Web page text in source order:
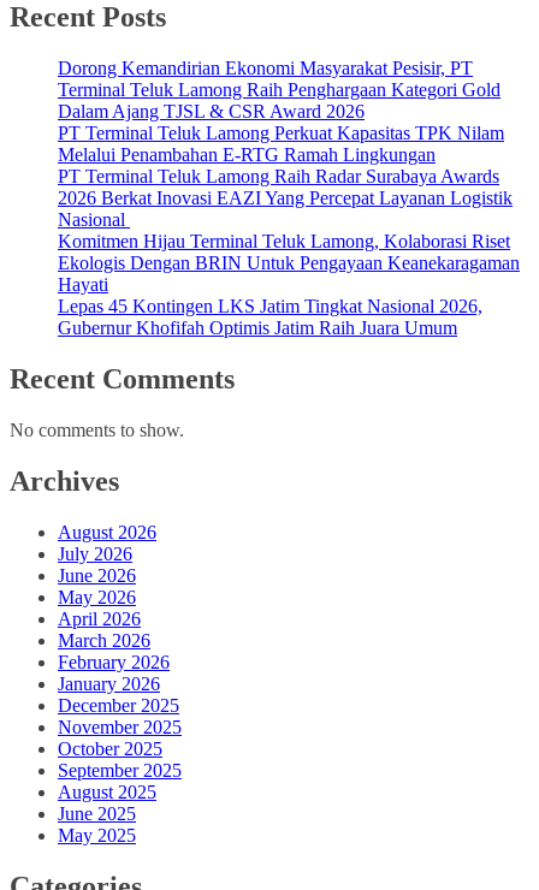
Recent Posts
Dorong Kemandirian Ekonomi Masyarakat Pesisir, PT
Terminal Teluk Lamong Raih Penghargaan Kategori Gold
Dalam Ajang TJSL & CSR Award 2026
PT Terminal Teluk Lamong Perkuat Kapasitas TPK Nilam
Melalui Penambahan E-RTG Ramah Lingkungan
PT Terminal Teluk Lamong Raih Radar Surabaya Awards
2026 Berkat Inovasi EAZI Yang Percepat Layanan Logistik
Nasional
Komitmen Hijau Terminal Teluk Lamong, Kolaborasi Riset
Ekologis Dengan BRIN Untuk Pengayaan Keanekaragaman
Hayati
Lepas 45 Kontingen LKS Jatim Tingkat Nasional 2026,
Gubernur Khofifah Optimis Jatim Raih Juara Umum
Recent Comments
No comments to show.
Archives
August 2026
July 2026
June 2026
May 2026
April 2026
March 2026
February 2026
January 2026
December 2025
November 2025
October 2025
September 2025
August 2025
June 2025
May 2025